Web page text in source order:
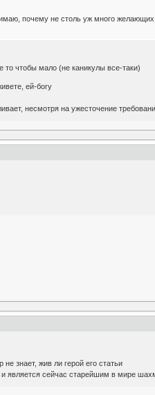
почему не столь уж много
чтобы мало (не каникулы все-таки)
ей-богу
несмотря на ужесточение
знает, жив ли герой его статьи
является сейчас старейшим в мире